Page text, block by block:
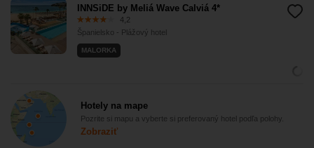
INNSiDE by Meliá Wave Calviá 4*
4,2
Španielsko - Plážový hotel
MALORKA
Hotely na mape
Pozrite si mapu a vyberte si preferovaný hotel podľa polohy.
Zobraziť